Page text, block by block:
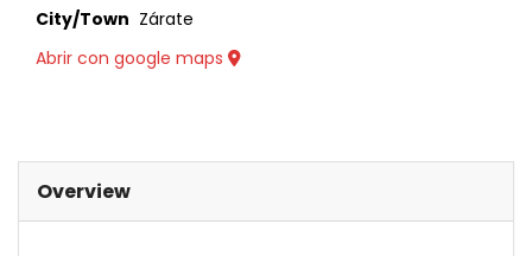
City/Town Zárate
Abrir con google maps
Overview